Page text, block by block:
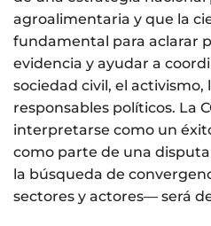
agroalimentaria y que la
fundamental para aclarar
evidencia y ayudar a
sociedad civil, el activismo,
responsables políticos. La
interpretarse como un
como parte de una
la búsqueda de
sectores y actores— será